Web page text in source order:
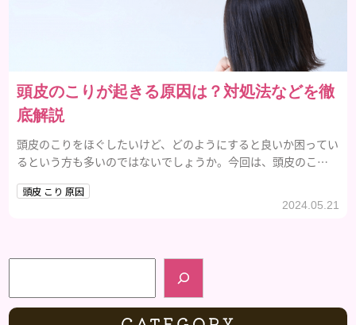
頭皮のこりが起きる原因は？対処法などを徹
底解説
頭皮のこりをほぐしたいけど、どのようにすると良いか困ってい
るという方も多いのではないでしょうか。今回は、頭皮のこり
ひ参考にしてみてください。
頭皮 こり 原因
2024.05.21
検索